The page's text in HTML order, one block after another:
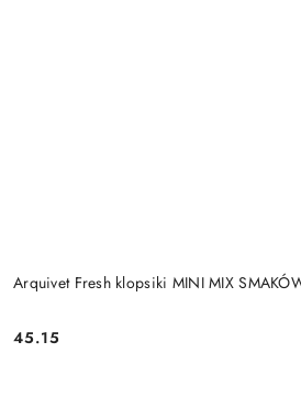
Arquivet Fresh klopsiki MINI MIX
Cena:
45.15